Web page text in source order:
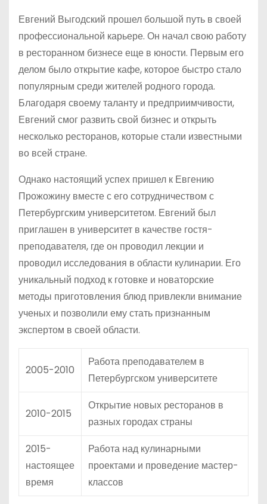
Евгений Выгодский прошел большой путь в своей
профессиональной карьере. Он начал свою работу
в ресторанном бизнесе еще в юности. Первым его
делом было открытие кафе, которое быстро стало
популярным среди жителей родного города.
Благодаря своему таланту и предприимчивости,
Евгений смог развить свой бизнес и открыть
несколько ресторанов, которые стали известными
во всей стране.
Однако настоящий успех пришел к Евгению
Прожожину вместе с его сотрудничеством с
Петербургским университетом. Евгений был
приглашен в университет в качестве гостя-
преподавателя, где он проводил лекции и
проводил исследования в области кулинарии. Его
уникальный подход к готовке и новаторские
методы приготовления блюд привлекли внимание
ученых и позволили ему стать признанным
экспертом в своей области.
2005-2010
Работа преподавателем в
Петербургском университете
2010-2015
Открытие новых ресторанов в
разных городах страны
2015-
настоящее
время
Работа над кулинарными
проектами и проведение мастер-
классов